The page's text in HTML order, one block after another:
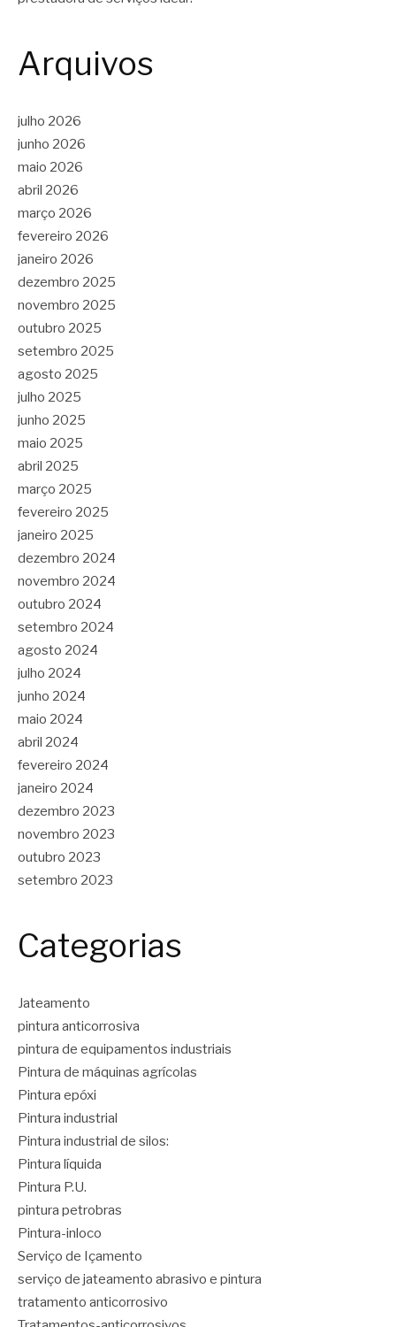
Arquivos
julho 2026
junho 2026
maio 2026
abril 2026
março 2026
fevereiro 2026
janeiro 2026
dezembro 2025
novembro 2025
outubro 2025
setembro 2025
agosto 2025
julho 2025
junho 2025
maio 2025
abril 2025
março 2025
fevereiro 2025
janeiro 2025
dezembro 2024
novembro 2024
outubro 2024
setembro 2024
agosto 2024
julho 2024
junho 2024
maio 2024
abril 2024
fevereiro 2024
janeiro 2024
dezembro 2023
novembro 2023
outubro 2023
setembro 2023
Categorias
Jateamento
pintura anticorrosiva
pintura de equipamentos industriais
Pintura de máquinas agrícolas
Pintura epóxi
Pintura industrial
Pintura industrial de silos:
Pintura líquida
Pintura P.U.
pintura petrobras
Pintura-inloco
Serviço de Içamento
serviço de jateamento abrasivo e pintura
tratamento anticorrosivo